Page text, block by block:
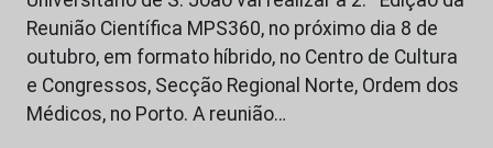
Reunião Científica MPS360, no próximo dia 8 de
outubro, em formato híbrido, no Centro de Cultura
e Congressos, Secção Regional Norte, Ordem dos
Médicos, no Porto. A reunião…